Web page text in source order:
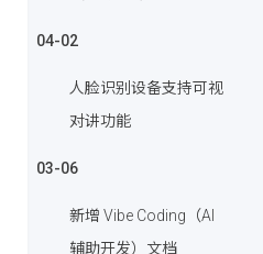
04-02
人脸识别设备支持可视
对讲功能
03-06
新增 Vibe Coding（AI
辅助开发）文档